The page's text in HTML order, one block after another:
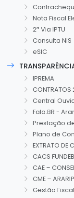
Nota Fiscal
2ª Via IPTU
Consulta NIS
eSIC
IPREMA
CONTRATOS
Central
Fala.BR -
Prestação
Plano de
EXTRATO DE
CACS FUNDEB
CAE –
CME –
Gestão Fiscal